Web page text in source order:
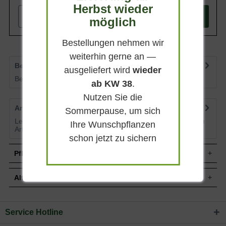
und gleichmäßig, ideal für Beete, Kübel
und naturnahe Pflanzungen.
+ In den
Bewertungen
Bewertungen lesen, schreiben und diskutieren...
Artikelfragen
0
Lesen Sie von weiteren Kunden gestellte Fragen zu diesem
Artikel
Pflegehinweise
Pflanz- und Pflegetipps Rosa 'Montana ®' /
Alternative Pflanzen
Sie suchen eine Alternative?
Herbst wieder
möglich
Bestellungen nehmen wir
weiterhin gerne an —
ausgeliefert wirdwieder
ab KW 38.
Nutzen Sie die
Sommerpause, um sich
Ihre Wunschpflanzen
schon jetzt zu sichern
Service Hotline